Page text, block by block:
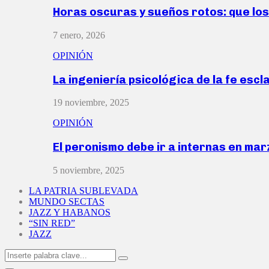
Horas oscuras y sueños rotos: que
7 enero, 2026
OPINIÓN
La ingeniería psicológica de la fe
19 noviembre, 2025
OPINIÓN
El peronismo debe ir a internas en
5 noviembre, 2025
LA PATRIA SUBLEVADA
MUNDO SECTAS
JAZZ Y HABANOS
“SIN RED”
JAZZ
Search
for:
Search